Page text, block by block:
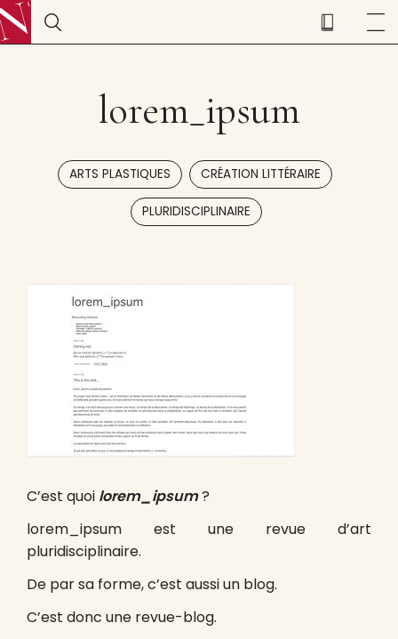
lorem_ipsum
ARTS PLASTIQUES , CRÉATION LITTÉRAIRE
PLURIDISCIPLINAIRE
C’est quoi lorem_ipsum?
lorem_ipsum est une revue d’art
pluridisciplinaire.
De par sa forme, c’est aussi un blog.
C’est donc une revue-blog.